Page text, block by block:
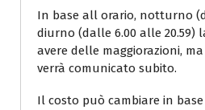
In base all orario, notturno
diurno (dalle 6.00 alle 20.59)
avere delle maggiorazioni,
verrà comunicato subito.
Il costo può cambiare in